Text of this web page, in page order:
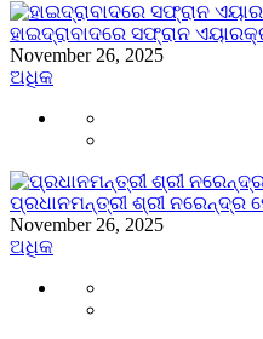
ହାଇଦ୍ରାବାଦରେ ସଫ୍ରାନ
November 26, 2025
ଅଧିକ
ପ୍ରଧାନମନ୍ତ୍ରୀ ଶ୍ରୀ ନରେନ୍ଦ୍ର
November 26, 2025
ଅଧିକ